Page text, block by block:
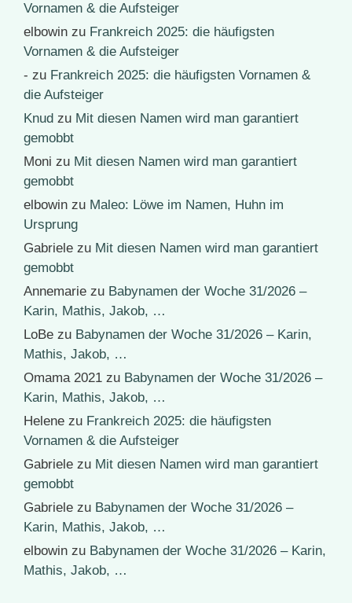
Vornamen & die Aufsteiger
elbowin zu Frankreich 2025: die häufigsten
Vornamen & die Aufsteiger
- zu Frankreich 2025: die häufigsten Vornamen &
die Aufsteiger
Knud zu Mit diesen Namen wird man garantiert
gemobbt
Moni zu Mit diesen Namen wird man garantiert
gemobbt
elbowin zu Maleo: Löwe im Namen, Huhn im
Ursprung
Gabriele zu Mit diesen Namen wird man garantiert
gemobbt
Annemarie zu Babynamen der Woche 31/2026 –
Karin, Mathis, Jakob, …
LoBe zu Babynamen der Woche 31/2026 – Karin,
Mathis, Jakob, …
Omama 2021 zu Babynamen der Woche 31/2026 –
Karin, Mathis, Jakob, …
Helene zu Frankreich 2025: die häufigsten
Vornamen & die Aufsteiger
Gabriele zu Mit diesen Namen wird man garantiert
gemobbt
Gabriele zu Babynamen der Woche 31/2026 –
Karin, Mathis, Jakob, …
elbowin zu Babynamen der Woche 31/2026 – Karin,
Mathis, Jakob, …